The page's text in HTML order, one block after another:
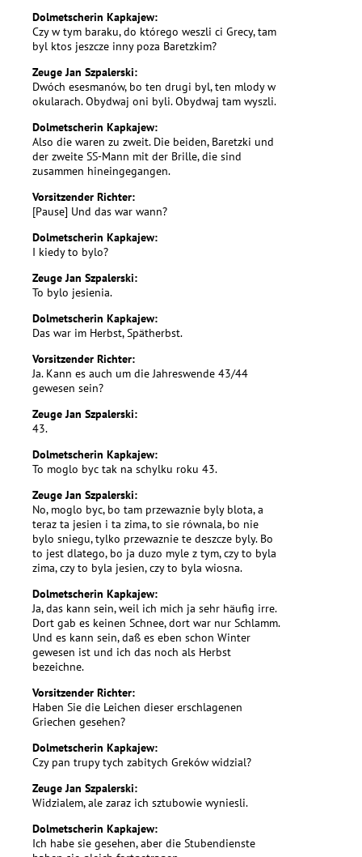
Dolmetscherin Kapkajew:
Czy w tym baraku, do którego weszli ci Grecy, tam
byl ktos jeszcze inny poza Baretzkim?
Zeuge Jan Szpalerski:
Dwóch esesmanów, bo ten drugi byl, ten mlody w
okularach. Obydwaj oni byli. Obydwaj tam wyszli.
Dolmetscherin Kapkajew:
Also die waren zu zweit. Die beiden, Baretzki und
der zweite SS-Mann mit der Brille, die sind
zusammen hineingegangen.
Vorsitzender Richter:
[Pause] Und das war wann?
Dolmetscherin Kapkajew:
I kiedy to bylo?
Zeuge Jan Szpalerski:
To bylo jesienia.
Dolmetscherin Kapkajew:
Das war im Herbst, Spätherbst.
Vorsitzender Richter:
Ja. Kann es auch um die Jahreswende 43/44
gewesen sein?
Zeuge Jan Szpalerski:
43.
Dolmetscherin Kapkajew:
To moglo byc tak na schylku roku 43.
Zeuge Jan Szpalerski:
No, moglo byc, bo tam przewaznie byly blota, a
teraz ta jesien i ta zima, to sie równala, bo nie
bylo sniegu, tylko przewaznie te deszcze byly. Bo
to jest dlatego, bo ja duzo myle z tym, czy to byla
zima, czy to byla jesien, czy to byla wiosna.
Dolmetscherin Kapkajew:
Ja, das kann sein, weil ich mich ja sehr häufig irre.
Dort gab es keinen Schnee, dort war nur Schlamm.
Und es kann sein, daß es eben schon Winter
gewesen ist und ich das noch als Herbst
bezeichne.
Vorsitzender Richter:
Haben Sie die Leichen dieser erschlagenen
Griechen gesehen?
Dolmetscherin Kapkajew:
Czy pan trupy tych zabitych Greków widzial?
Zeuge Jan Szpalerski:
Widzialem, ale zaraz ich sztubowie wyniesli.
Dolmetscherin Kapkajew:
Ich habe sie gesehen, aber die Stubendienste